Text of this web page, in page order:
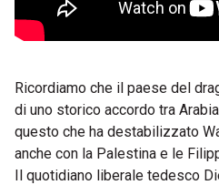
Ricordiamo che il paese del
di uno storico accordo tra
questo che ha destabilizzato
anche con la Palestina e le
Il quotidiano liberale tedesco